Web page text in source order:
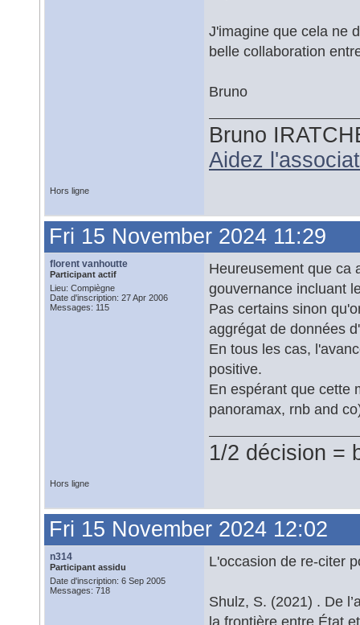
J'imagine que cela ne
belle collaboration
Bruno
Bruno
Aidez
Hors ligne
Fri 15 November 2024 11:29
florent vanhoutte
Participant actif
Lieu: Compiègne
Date d'inscription: 27 Apr 2006
Messages: 115
Heureusement que ca
gouvernance incluant
Pas certains sinon
aggrégat de données
En tous les cas,
positive.
En espérant que cette
panoramax, rnb and
1/2 décision =
Hors ligne
Fri 15 November 2024 12:02
n314
Participant assidu
Date d'inscription: 6 Sep 2005
Messages: 718
L'occasion de re-citer
Shulz, S. (2021) . De
la frontière entre État